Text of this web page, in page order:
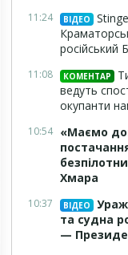
11:24 ВІДЕО
російський
11:08 КОМЕНТАР
ведуть
окупанти
10:54 «Маємо
Хмара
10:37 ВІДЕО
та судна
—